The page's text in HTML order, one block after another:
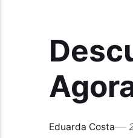
Eduarda Costa